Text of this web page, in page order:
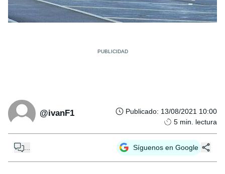
@ivanF1 Publicado: 13/08/2021 10:00
5 min. lectura
Síguenos en Google